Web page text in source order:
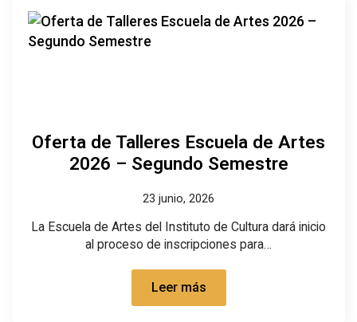
Oferta de Talleres Escuela de Artes
2026 – Segundo Semestre
23 junio, 2026
La Escuela de Artes del Instituto de Cultura dará inicio
al proceso de inscripciones para…
Leer más